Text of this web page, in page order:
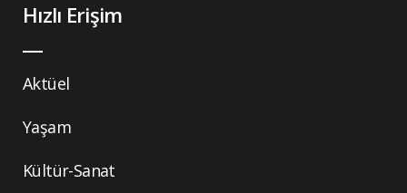
Hızlı Erişim
Aktüel
Yaşam
Kültür-Sanat